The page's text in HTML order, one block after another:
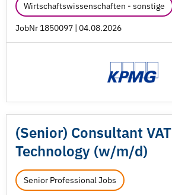
Wirtschaftswissenschaften - sonstige
JobNr 1850097 | 04.08.2026
(Senior) Consultant VAT
Technology (w/m/d)
Senior Professional Jobs